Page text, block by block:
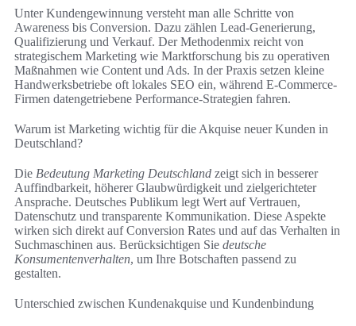
Unter Kundengewinnung versteht man alle Schritte von
Awareness bis Conversion. Dazu zählen Lead-Generierung,
Qualifizierung und Verkauf. Der Methodenmix reicht von
strategischem Marketing wie Marktforschung bis zu operativen
Maßnahmen wie Content und Ads. In der Praxis setzen kleine
Handwerksbetriebe oft lokales SEO ein, während E‑Commerce-
Firmen datengetriebene Performance-Strategien fahren.
Warum ist Marketing wichtig für die Akquise neuer Kunden in
Deutschland?
Die Bedeutung Marketing Deutschland zeigt sich in besserer
Auffindbarkeit, höherer Glaubwürdigkeit und zielgerichteter
Ansprache. Deutsches Publikum legt Wert auf Vertrauen,
Datenschutz und transparente Kommunikation. Diese Aspekte
wirken sich direkt auf Conversion Rates und auf das Verhalten in
Suchmaschinen aus. Berücksichtigen Sie deutsche
Konsumentenverhalten, um Ihre Botschaften passend zu
gestalten.
Unterschied zwischen Kundenakquise und Kundenbindung